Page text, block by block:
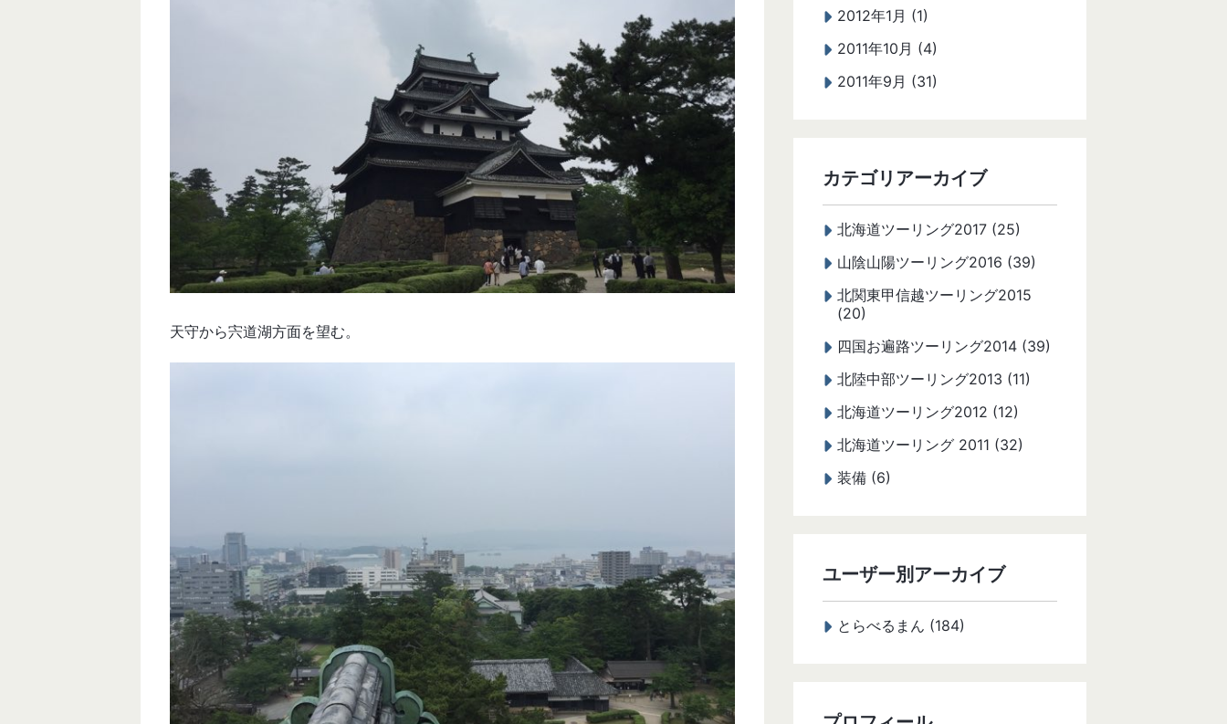
天守から宍道湖方面を望む。
2012年1月 (1)
2011年10月 (4)
2011年9月 (31)
カテゴリアーカイブ
北海道ツーリング2017 (25)
山陰山陽ツーリング2016 (39)
北関東甲信越ツーリング2015
(20)
四国お遍路ツーリング2014 (39)
北陸中部ツーリング2013 (11)
北海道ツーリング2012 (12)
北海道ツーリング 2011 (32)
装備 (6)
ユーザー別アーカイブ
とらべるまん (184)